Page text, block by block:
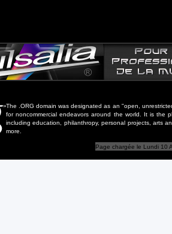
The .ORG domain was designated as an "open,
for noncommercial endeavors around the world. It is the
including education, philanthropy, personal projects, arts
more.
Page chargée le Lundi 10